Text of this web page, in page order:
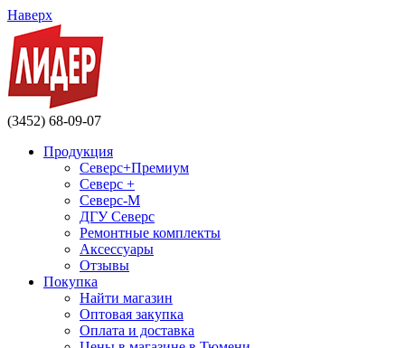
Наверх
(3452) 68-09-07
Продукция
Северс+Премиум
Северс +
Северс-М
ДГУ Северс
Ремонтные комплекты
Аксессуары
Отзывы
Покупка
Найти магазин
Оптовая закупка
Оплата и доставка